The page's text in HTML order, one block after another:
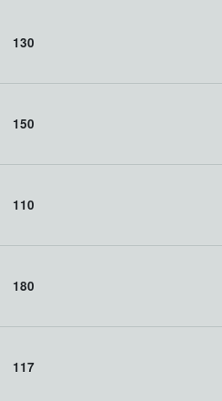
130
150
110
180
117